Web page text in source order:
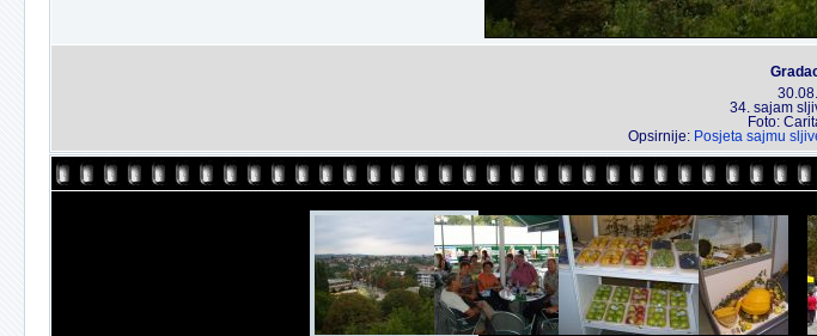
34. sajam
Foto:
Opsirnije: Posjeta sajmu